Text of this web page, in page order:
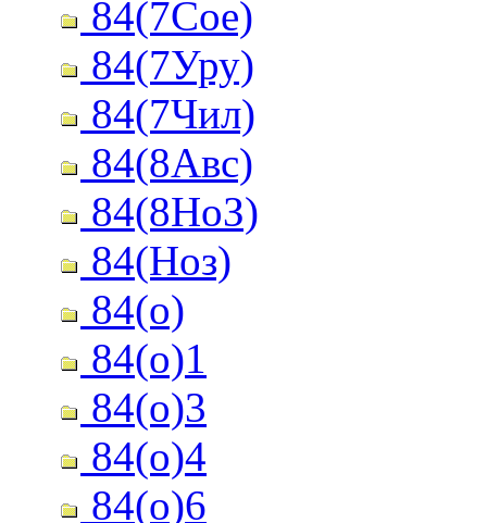
84(7Сое)
84(7Уру)
84(7Чил)
84(8Авс)
84(8НоЗ)
84(Ноз)
84(о)
84(о)1
84(о)3
84(о)4
84(о)6